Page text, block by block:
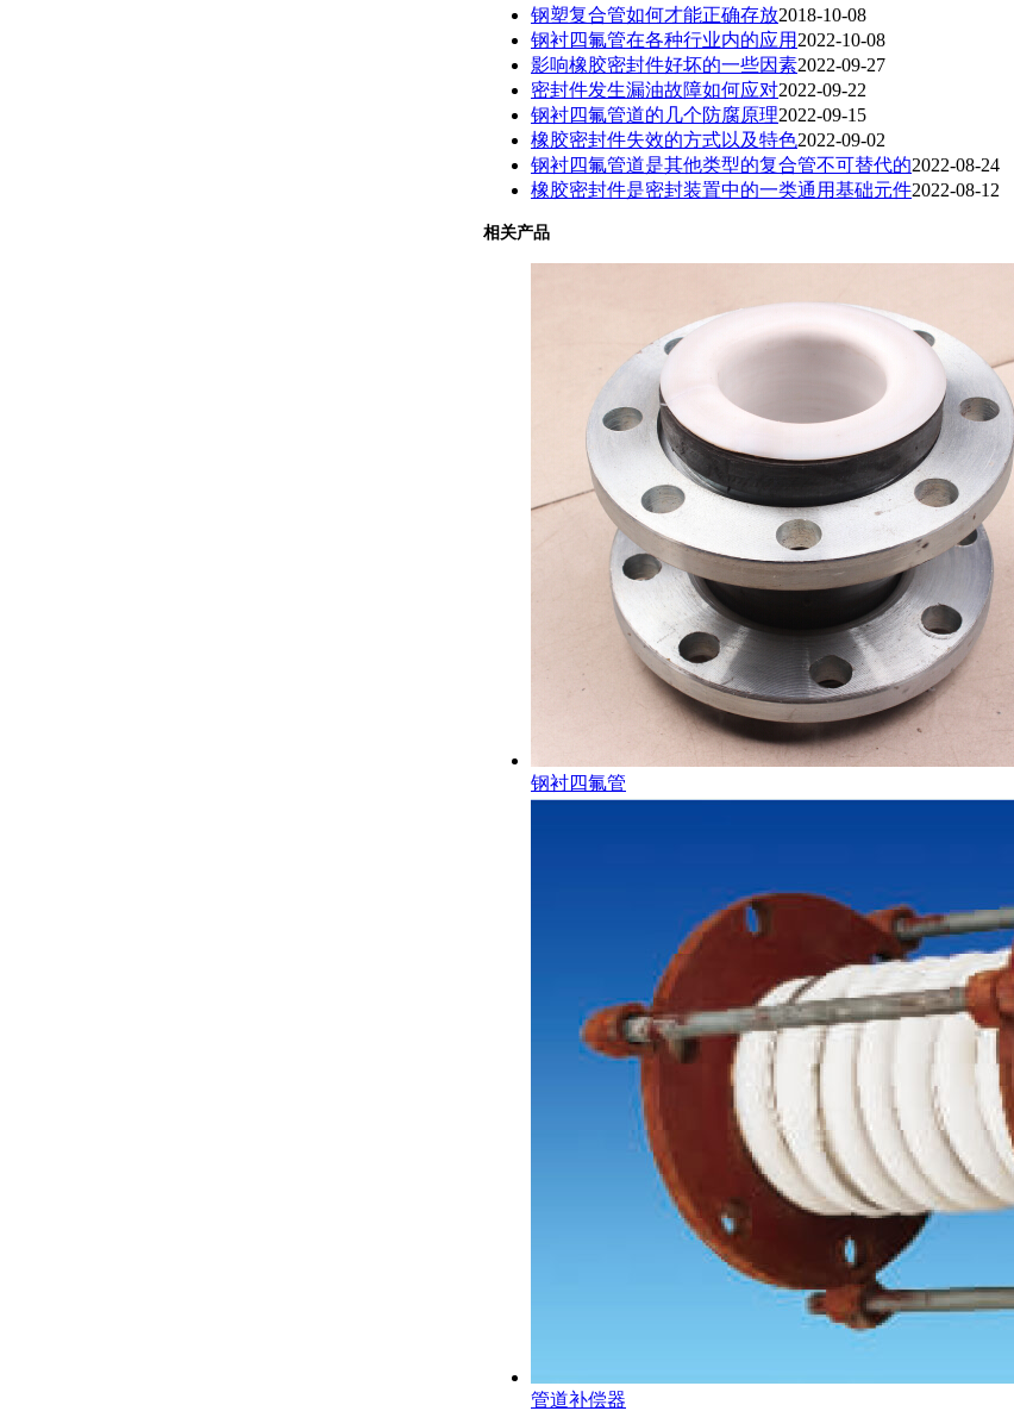
钢塑复合管如何才能正确存放2018-10-08
钢衬四氟管在各种行业内的应用 2022-10-08
影响橡胶密封件好坏的一些因素2022-09-27
密封件发生漏油故障如何应对2022-09-22
钢衬四氟管道的几个防腐原理2022-09-15
橡胶密封件失效的方式以及特色2022-09-02
钢衬四氟管道是其他类型的复合管不可替代的2022-08-24
橡胶密封件是密封装置中的一类通用基础元件2022-08-12
相关产品
钢衬四氟管
管道补偿器